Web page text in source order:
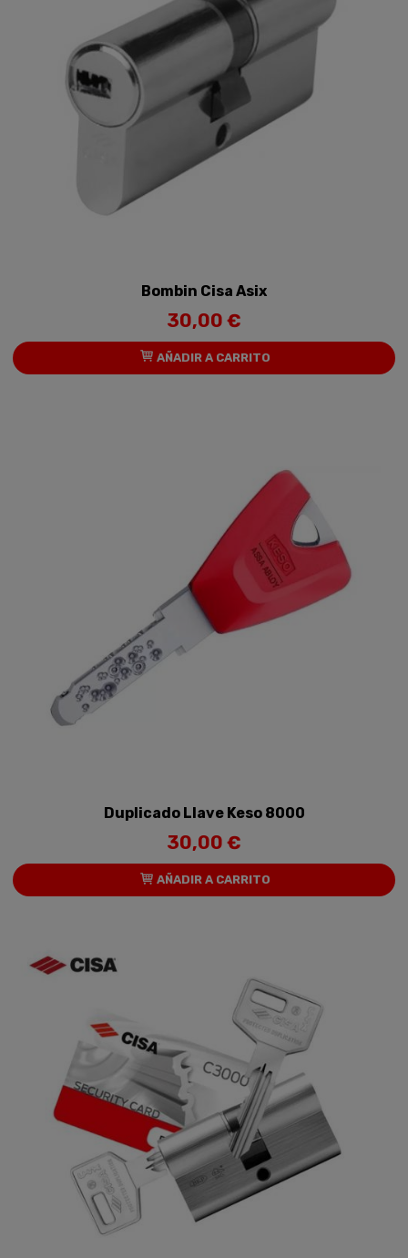
Bombin Cisa Asix
30,00 €
AÑADIR A CARRITO
Duplicado Llave Keso 8000
30,00 €
AÑADIR A CARRITO